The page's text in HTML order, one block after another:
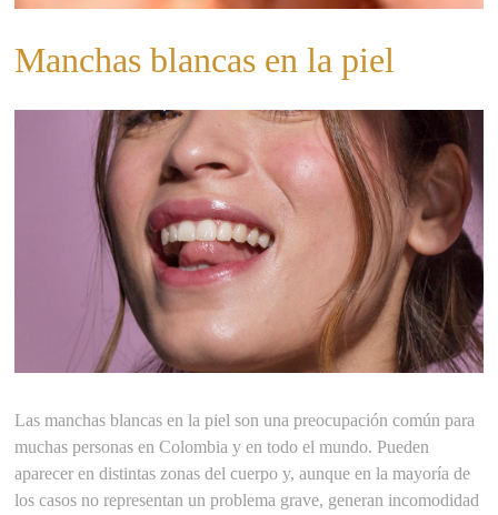
Manchas blancas en la piel
Las manchas blancas en la piel son una preocupación común para
muchas personas en Colombia y en todo el mundo. Pueden
aparecer en distintas zonas del cuerpo y, aunque en la mayoría de
los casos no representan un problema grave, generan incomodidad